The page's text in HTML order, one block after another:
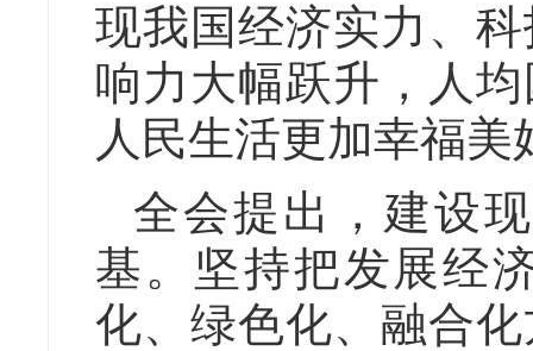
现我国经济实力、
响力大幅跃升，人
人民生活更加幸福
全会提出，建设
基。坚持把发展经
化、绿色化、融合